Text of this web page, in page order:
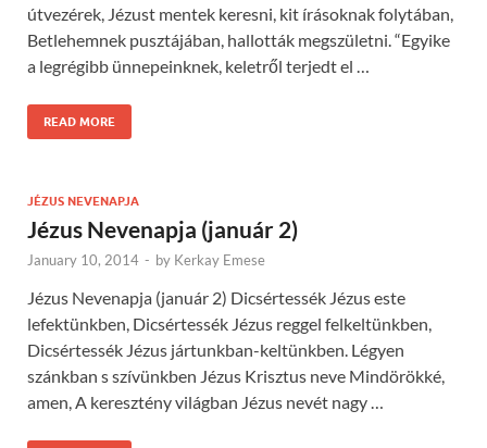
útvezérek, Jézust mentek keresni, kit írásoknak folytában,
Betlehemnek pusztájában, hallották megszületni. “Egyike
a legrégibb ünnepeinknek, keletről terjedt el …
READ MORE
JÉZUS NEVENAPJA
Jézus Nevenapja (január 2)
January 10, 2014 - by Kerkay Emese
Jézus Nevenapja (január 2) Dicsértessék Jézus este
lefektünkben, Dicsértessék Jézus reggel felkeltünkben,
Dicsértessék Jézus jártunkban-keltünkben. Légyen
szánkban s szívünkben Jézus Krisztus neve Mindörökké,
amen, A keresztény világban Jézus nevét nagy …